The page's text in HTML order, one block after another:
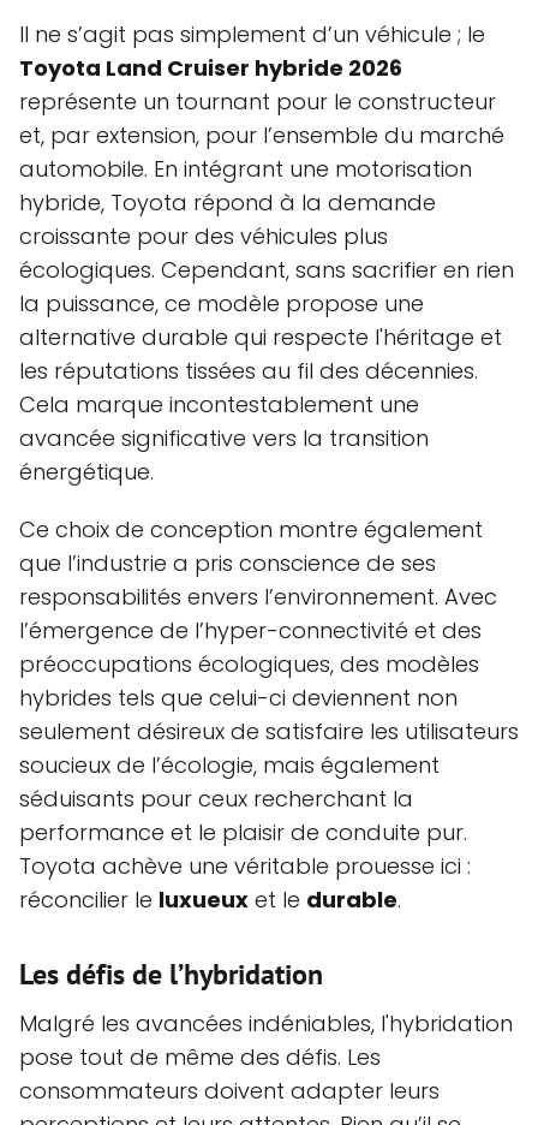
Il ne s’agit pas simplement d’un véhicule ; le
Toyota Land Cruiser hybride 2026
représente un tournant pour le constructeur
et, par extension, pour l’ensemble du marché
automobile. En intégrant une motorisation
hybride, Toyota répond à la demande
croissante pour des véhicules plus
écologiques. Cependant, sans sacrifier en rien
la puissance, ce modèle propose une
alternative durable qui respecte l'héritage et
les réputations tissées au fil des décennies.
Cela marque incontestablement une
avancée significative vers la transition
énergétique.
Ce choix de conception montre également
que l’industrie a pris conscience de ses
responsabilités envers l’environnement. Avec
l’émergence de l’hyper-connectivité et des
préoccupations écologiques, des modèles
hybrides tels que celui-ci deviennent non
seulement désireux de satisfaire les utilisateurs
soucieux de l’écologie, mais également
séduisants pour ceux recherchant la
performance et le plaisir de conduite pur.
Toyota achève une véritable prouesse ici :
réconcilier le luxueux et le durable.
Les défis de l’hybridation
Malgré les avancées indéniables, l'hybridation
pose tout de même des défis. Les
consommateurs doivent adapter leurs